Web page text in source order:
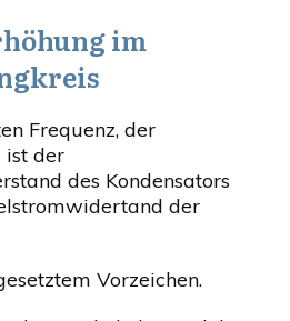
im
Frequenz, der
ist der
des Kondensators
der
Vorzeichen.